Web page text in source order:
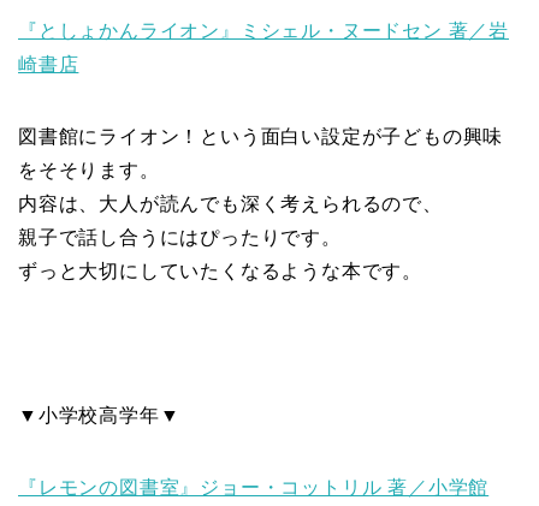
『としょかんライオン』ミシェル・ヌードセン 著／岩
崎書店
図書館にライオン！という面白い設定が子どもの興味
をそそります。
内容は、大人が読んでも深く考えられるので、
親子で話し合うにはぴったりです。
ずっと大切にしていたくなるような本です。
▼小学校高学年▼
『レモンの図書室』ジョー・コットリル 著／小学館